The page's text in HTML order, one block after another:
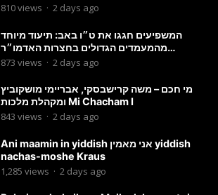
810views · 2 days ago
המשפיעים חגגו את ט״ו באב: תיעוד מיוחד
מהמעמדים הגדולים בחצרות האדמו״ר
מסטוטשין והגרי״מ מורגשטרן
873 views · 2 days ago
מי חכם – משה קרישבסקי, אבריימי מושקוביץ
ומקהלת מלכות Mi Chacham I
843 views · 2 days ago
Ani maamin in yiddish אני מאמין yiddish
nachas-moshe Kraus
1,285 views · 2 days ago